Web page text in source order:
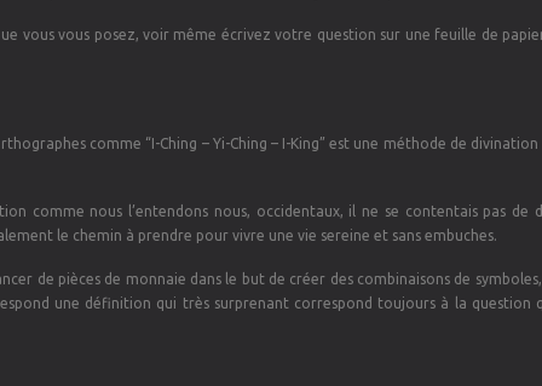
vous vous posez, voir même écrivez votre question sur une feuille de
comme “I-Ching – Yi-Ching – I-King” est une méthode de divination
comme nous l’entendons nous, occidentaux, il ne se contentais pas de
le chemin à prendre pour vivre une vie sereine et sans embuches.
de pièces de monnaie dans le but de créer des combinaisons de
une définition qui très surprenant correspond toujours à la question